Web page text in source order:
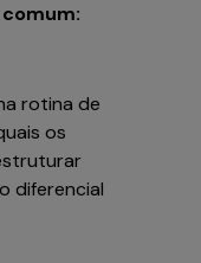
rotina de
os
diferencial